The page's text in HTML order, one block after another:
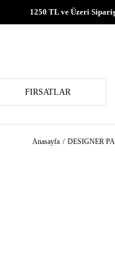
1250 TL ve Üzeri
FIRSATLAR
Anasayfa DESIGNER